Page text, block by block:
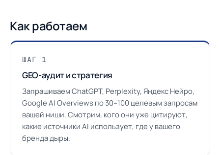
Как работаем
ШАГ 1
GEO-аудит и стратегия
Запрашиваем ChatGPT, Perplexity, Яндекс Нейро,
Google AI Overviews по 30–100 целевым запросам
вашей ниши. Смотрим, кого они уже цитируют,
какие источники AI использует, где у вашего
бренда дыры.